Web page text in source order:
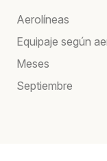
Aerolíneas
Equipaje según
Meses
Septiembre